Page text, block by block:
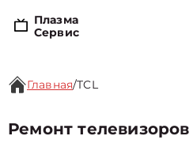
Плазма
Сервис
Главная/TCL
Ремонт